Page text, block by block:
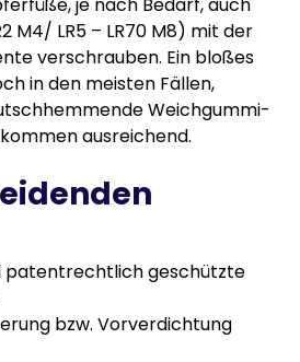
M4/ LR5 – LR70 M8) mit der
verschrauben. Ein bloßes
in den meisten Fällen,
Weichgummi-
ausreichend.
patentrechtlich geschützte
bzw. Vorverdichtung